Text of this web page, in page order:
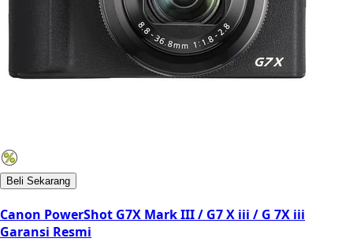
Beli Sekarang
Canon PowerShot G7X Mark III / G7 X iii / G 7X iii
Garansi Resmi